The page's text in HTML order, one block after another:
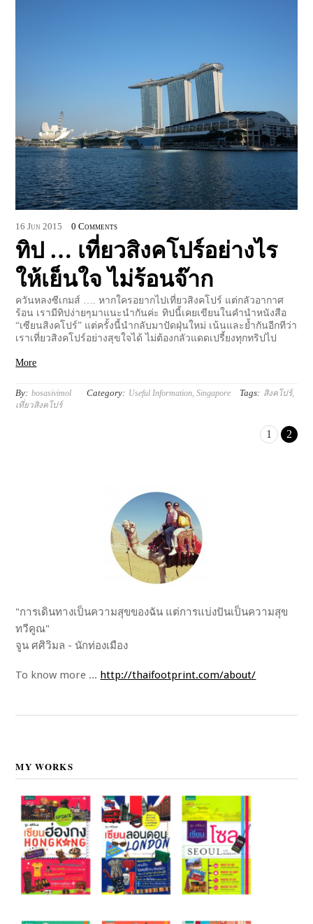
16 Jun 2015 0 Comments
ทิป … เที่ยวสิงคโปร์อย่างไร
ให้เย็นใจ ไม่ร้อนจ๊าก
ควันหลงซีเกมส์ …. หากใครอยากไปเที่ยวสิงคโปร์ แต่กลัวอากาศ
ร้อน เรามีทิปง่ายๆมาแนะนำกันค่ะ ทิปนี้เคยเขียนในคำนำหนังสือ
“เซียนสิงคโปร์” แต่ครั้งนี้นำกลับมาปัดฝุ่นใหม่ เน้นและย้ำกันอีกทีว่า
เราเที่ยวสิงคโปร์อย่างสุขใจได้ ไม่ต้องกลัวแดดเปรี้ยงทุกทริปไป
More
By: bosasivimol Category: Useful Information,Singapore Tags: สิงคโปร์,
เที่ยวสิงคโปร์
1 2
"การเดินทางเป็นความสุขของฉัน แต่การแบ่งปันเป็นความสุข
ทวีคูณ"
จูน ศศิวิมล - นักท่องเมือง
To know more ... http://thaifootprint.com/about/
MY WORKS